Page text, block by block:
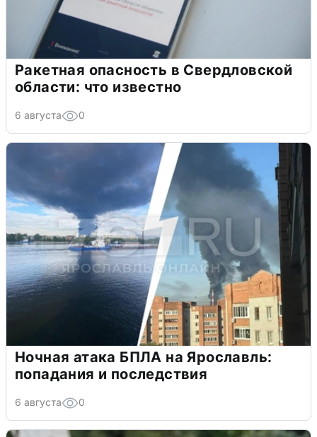
Ракетная опасность в Свердловской
области: что известно
6 августа 0
Ночная атака БПЛА на Ярославль:
попадания и последствия
6 августа 0